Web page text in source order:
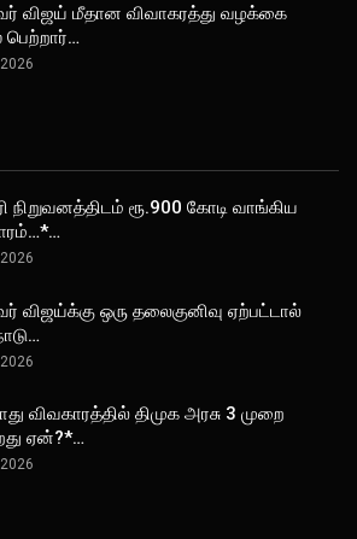
விஜய் மீதான விவாகரத்து வழக்கை
நிறுவனத்திடம் ரூ.900 கோடி வாங்கிய
விஜய்க்கு ஒரு தலைகுனிவு ஏற்பட்டால்
விவகாரத்தில் திமுக அரசு 3 முறை
ஏன்?*…